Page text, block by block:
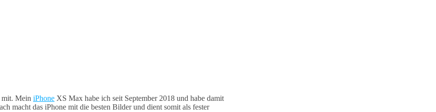
mit. Mein iPhone XS Max habe ich seit September 2018 und habe damit
macht das iPhone mit die besten Bilder und dient somit als fester